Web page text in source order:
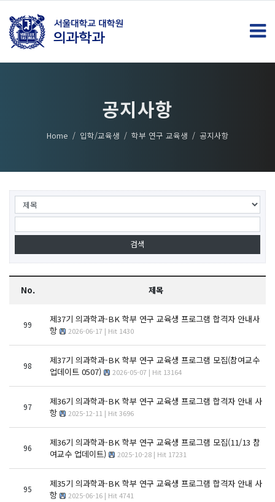
공지사항
Home 입학/교육생 학부 연구 교육생 공지사항
No. 제목
99
제37기 의과학과-BK 학부 연구 교육생 프로그램 합격자 안내사
항
2026-06-17 | Hit 1430
98
제37기 의과학과-BK 학부 연구 교육생 프로그램 모집(참여교수
업데이트 0507)
2026-05-07 | Hit 13164
97
제36기 의과학과-BK 학부 연구 교육생 프로그램 합격자 안내 사
항
2025-12-11 | Hit 3696
96
제36기 의과학과-BK 학부 연구 교육생 프로그램 모집(11/13 참
여교수 업데이트)
2025-10-28 | Hit 17231
95
제35기 의과학과-BK 학부 연구 교육생 프로그램 합격자 안내 사
항
2025-06-16 | Hit 4741